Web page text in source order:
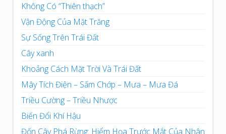
Không Có “Thiên thạch”
Vận Động Của Mặt Trăng
Sự Sống Trên Trái Đất
Cây xanh
Khoảng Cách Mặt Trời Và Trái Đất
Mây Tích Điện – Sấm Chớp – Mưa – Mưa Đá
Triều Cường – Triều Nhược
Biến Đổi Khí Hậu
Đốn Cây Phá Rừng: Hiểm Họa Trước Mắt Của Nhân